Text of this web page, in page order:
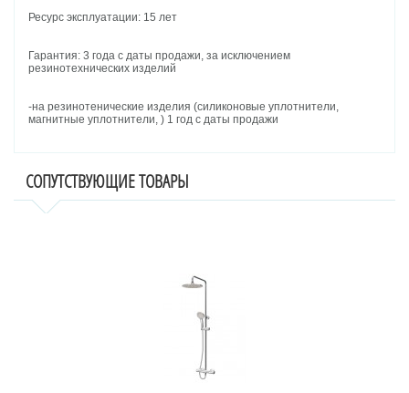
Ресурс эксплуатации: 15 лет
Гарантия: 3 года с даты продажи, за исключением
резинотехнических изделий
-на резинотенические изделия (силиконовые уплотнители,
магнитные уплотнители, ) 1 год с даты продажи
СОПУТСТВУЮЩИЕ ТОВАРЫ